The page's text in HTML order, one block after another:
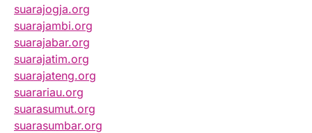
suarajogja.org
suarajambi.org
suarajabar.org
suarajatim.org
suarajateng.org
suarariau.org
suarasumut.org
suarasumbar.org